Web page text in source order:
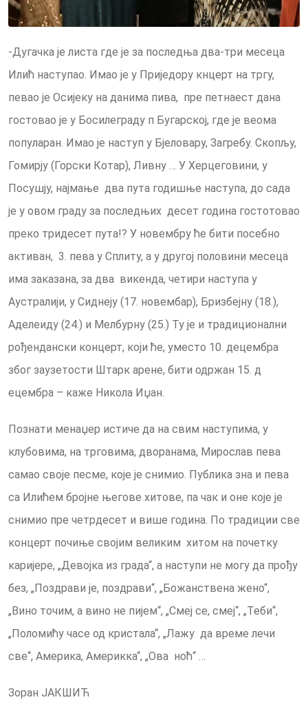
-Дугачка је листа где је за последња два-три месеца
Илић наступао. Имао је у Приједору кнцерт на тргу,
певао је Осијеку на данима пива, пре петнаест дана
гостовао је у Босилеграду п Бугарској, где је веома
популаран. Имао је наступ у Бјеловару, Загребу. Скопљу,
Гомирју (Горски Котар), Ливну … У Херцеговини, у
Посушју, најмање два пута годишње наступа, до сада
је у овом граду за последњих десет година гостотовао
преко тридесет пута!? У новембру ће бити посебно
активан, 3. пева у Сплиту, а у другој половини месеца
има заказана, за два викенда, четири наступа у
Аустралији, у Сиднеју (17. новембар), Бризбејну (18.),
Аделеиду (24.) и Мелбурну (25.) Ту је и традиционални
рођендански концерт, који ће, уместо 10. децембра
због заузетости Штарк арене, бити одржан 15. д
ецембра – каже Никола Иџан.
Познати менаџер истиче да на свим наступима, у
клубовима, на трговима, дворанама, Мирослав пева
самао своје песме, које је снимио. Публика зна и пева
са Илићем бројне његове хитове, па чак и оне које је
снимио пре четрдесет и више година. По традиции све
концерт почиње својим великим хитом на почетку
каријере, „Девојка из града“, а наступи не могу да прођу
без, „Поздрави је, поздрави“, „Божанствена жено“,
„Вино точим, а вино не пијем“, „Смеј се, смеј“, „Теби“,
„Поломићу часе од кристала“, „Лажу да време лечи
све“, Америка, Америкка“, „Ова ноћ“ …
Зоран ЈАКШИЋ